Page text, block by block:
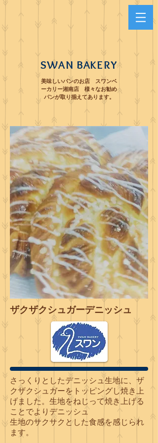
SWAN BAKERY
美味しいパンのお店 スワンベ
ーカリー湘南店 様々なお勧め
パンが取り揃えてあります。
ザクザクシュガーデニッシュ
さっくりとしたデニッシュ生地に、ザ
クザクシュガーをトッピングし焼き上
げました。生地をねじって焼き上げる
ことでよりデニッシュ
生地のサクサクとした食感を感じられ
ます。